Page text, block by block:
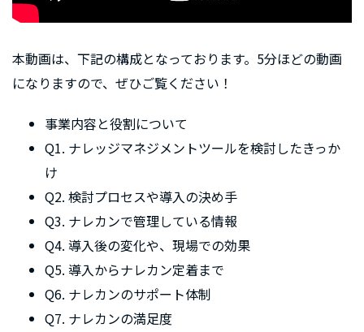
本動画は、下記の構成となっております。5分ほどの動画
になりますので、ぜひご覧ください！
事業内容と役割について
Q1. ナレッジマネジメントツールを検討したきっか
け
Q2. 検討プロセスや導入の決め手
Q3. ナレカンで管理している情報
Q4. 導入後の変化や、現場での効果
Q5. 導入からナレカン定着まで
Q6. ナレカンのサポート体制
Q7. ナレカンの満足度